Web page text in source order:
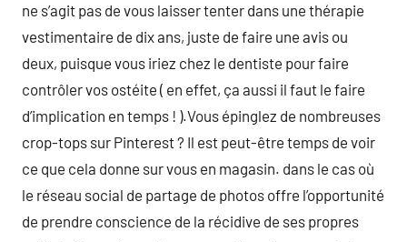
ne s’agit pas de vous laisser tenter dans une thérapie
vestimentaire de dix ans, juste de faire une avis ou
deux, puisque vous iriez chez le dentiste pour faire
contrôler vos ostéite ( en effet, ça aussi il faut le faire
d’implication en temps ! ).Vous épinglez de nombreuses
crop-tops sur Pinterest ? Il est peut-être temps de voir
ce que cela donne sur vous en magasin. dans le cas où
le réseau social de partage de photos offre l’opportunité
de prendre conscience de la récidive de ses propres